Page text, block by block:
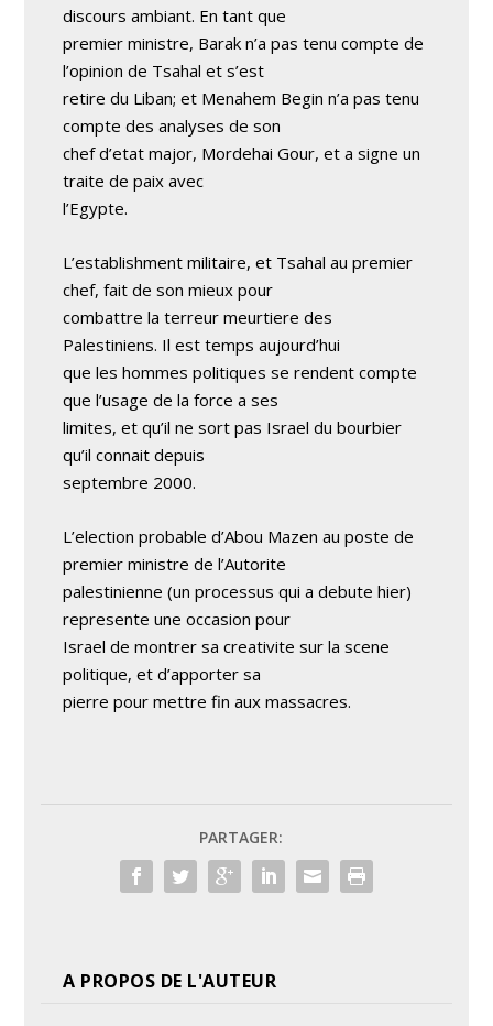
discours ambiant. En tant que
premier ministre, Barak n’a pas tenu compte de
l’opinion de Tsahal et s’est
retire du Liban; et Menahem Begin n’a pas tenu
compte des analyses de son
chef d’etat major, Mordehai Gour, et a signe un
traite de paix avec
l’Egypte.
L’establishment militaire, et Tsahal au premier
chef, fait de son mieux pour
combattre la terreur meurtiere des
Palestiniens. Il est temps aujourd’hui
que les hommes politiques se rendent compte
que l’usage de la force a ses
limites, et qu’il ne sort pas Israel du bourbier
qu’il connait depuis
septembre 2000.
L’election probable d’Abou Mazen au poste de
premier ministre de l’Autorite
palestinienne (un processus qui a debute hier)
represente une occasion pour
Israel de montrer sa creativite sur la scene
politique, et d’apporter sa
pierre pour mettre fin aux massacres.
PARTAGER:
A PROPOS DE L'AUTEUR